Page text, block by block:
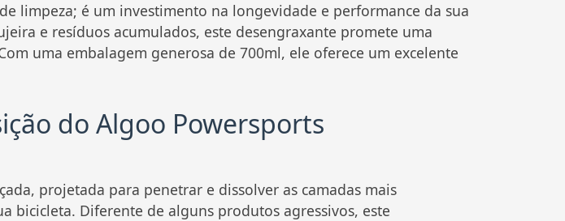
limpeza; é um investimento na longevidade e performance da sua
e resíduos acumulados, este desengraxante promete uma
uma embalagem generosa de 700ml, ele oferece um excelente
do Algoo Powersports
projetada para penetrar e dissolver as camadas mais
bicicleta. Diferente de alguns produtos agressivos, este